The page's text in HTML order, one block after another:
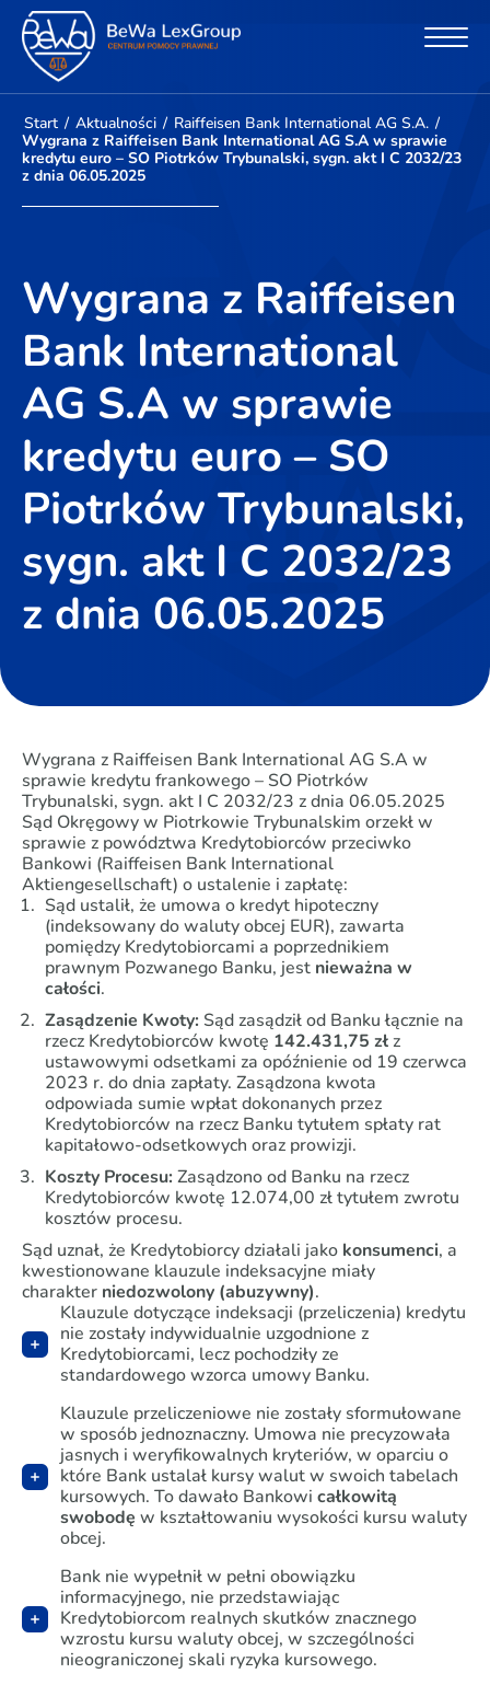
Start / Aktualności / Raiffeisen Bank International AG S.A. /
Wygrana z Raiffeisen Bank International AG S.A w sprawie
kredytu euro – SO Piotrków Trybunalski, sygn. akt I C 2032/23
z dnia 06.05.2025
Wygrana z Raiffeisen
Bank International
AG S.A w sprawie
kredytu euro – SO
Piotrków Trybunalski,
sygn. akt I C 2032/23
z dnia 06.05.2025
Wygrana z Raiffeisen Bank International AG S.A w
sprawie kredytu frankowego – SO Piotrków
Trybunalski, sygn. akt I C 2032/23 z dnia 06.05.2025
Sąd Okręgowy w Piotrkowie Trybunalskim orzekł w
sprawie z powództwa Kredytobiorców przeciwko
Bankowi (Raiffeisen Bank International
Aktiengesellschaft) o ustalenie i zapłatę:
Sąd ustalił, że umowa o kredyt hipoteczny
(indeksowany do waluty obcej EUR), zawarta
pomiędzy Kredytobiorcami a poprzednikiem
prawnym Pozwanego Banku, jest nieważna w
całości.
Zasądzenie Kwoty: Sąd zasądził od Banku łącznie na
rzecz Kredytobiorców kwotę 142.431,75 złz
ustawowymi odsetkami za opóźnienie od 19 czerwca
2023 r. do dnia zapłaty. Zasądzona kwota
odpowiada sumie wpłat dokonanych przez
Kredytobiorców na rzecz Banku tytułem spłaty rat
kapitałowo-odsetkowych oraz prowizji.
Koszty Procesu: Zasądzono od Banku na rzecz
Kredytobiorców kwotę 12.074,00 zł tytułem zwrotu
kosztów procesu.
Sąd uznał, że Kredytobiorcy działali jako konsumenci, a
kwestionowane klauzule indeksacyjne miały
charakter niedozwolony (abuzywny).
Klauzule dotyczące indeksacji (przeliczenia) kredytu
nie zostały indywidualnie uzgodnione z
Kredytobiorcami, lecz pochodziły ze
standardowego wzorca umowy Banku.
Klauzule przeliczeniowe nie zostały sformułowane
w sposób jednoznaczny. Umowa nie precyzowała
jasnych i weryfikowalnych kryteriów, w oparciu o
które Bank ustalał kursy walut w swoich tabelach
kursowych. To dawało Bankowicałkowitą
swobodę w kształtowaniu wysokości kursu waluty
obcej.
Bank nie wypełnił w pełni obowiązku
informacyjnego, nie przedstawiając
Kredytobiorcom realnych skutków znacznego
wzrostu kursu waluty obcej, w szczególności
nieograniczonej skali ryzyka kursowego.